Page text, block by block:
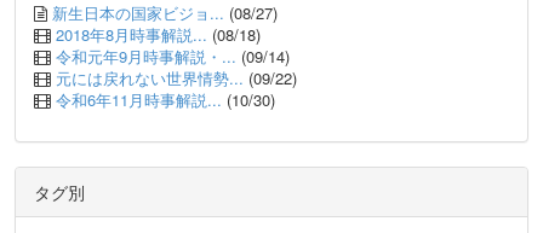
新生日本の国家ビジョ... (08/27)
2018年8月時事解説... (08/18)
令和元年9月時事解説・... (09/14)
元には戻れない世界情勢... (09/22)
令和6年11月時事解説... (10/30)
タグ別